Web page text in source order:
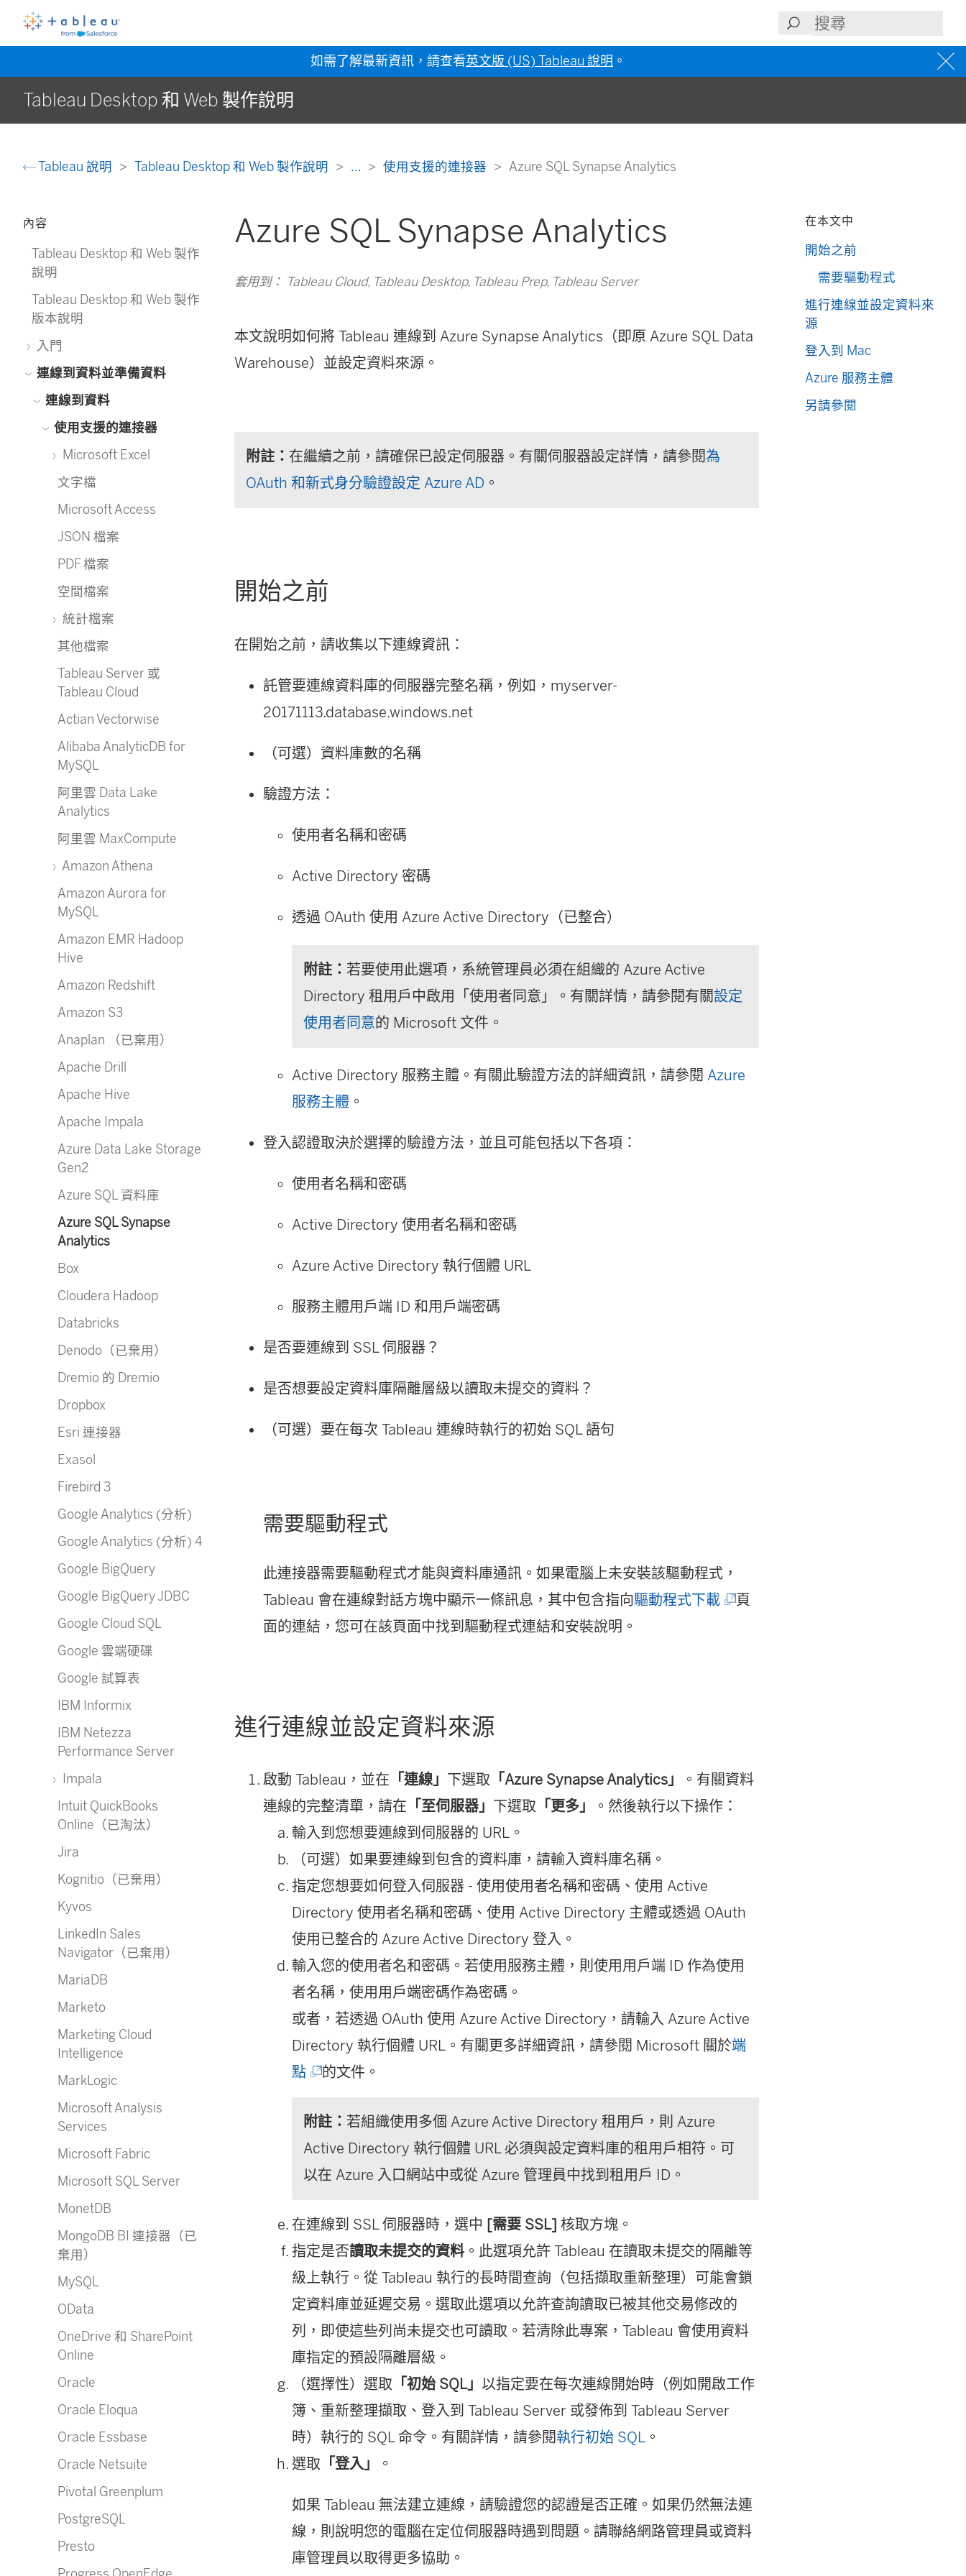
如需了解最新資訊，請查看英文版 (US) Tableau 說明 。
Tableau Desktop 和 Web 製作說明
Tableau 說明 Tableau Desktop 和 Web 製作說明 ... 使用支援的連接器 Azure SQL Synapse Analytics
內容
Tableau Desktop 和 Web 製作
說明
Tableau Desktop 和 Web 製作
版本說明
入門
連線到資料並準備資料
連線到資料
使用支援的連接器
Microsoft Excel
文字檔
Microsoft Access
JSON 檔案
PDF 檔案
空間檔案
統計檔案
其他檔案
Tableau Server 或
Tableau Cloud
Actian Vectorwise
Alibaba AnalyticDB for
MySQL
阿里雲 Data Lake
Analytics
阿里雲 MaxCompute
Amazon Athena
Amazon Aurora for
MySQL
Amazon EMR Hadoop
Hive
Amazon Redshift
Amazon S3
Anaplan （已棄用）
Apache Drill
Apache Hive
Apache Impala
Azure Data Lake Storage
Gen2
Azure SQL 資料庫
Azure SQL Synapse
Analytics
Box
Cloudera Hadoop
Databricks
Denodo（已棄用）
Dremio 的 Dremio
Dropbox
Esri 連接器
Exasol
Firebird 3
Google Analytics (分析)
Google Analytics (分析) 4
Google BigQuery
Google BigQuery JDBC
Google Cloud SQL
Google 雲端硬碟
Google 試算表
IBM Informix
IBM Netezza
Performance Server
Impala
Intuit QuickBooks
Online（已淘汰）
Jira
Kognitio（已棄用）
Kyvos
LinkedIn Sales
Navigator（已棄用）
MariaDB
Marketo
Marketing Cloud
Intelligence
MarkLogic
Microsoft Analysis
Services
Microsoft Fabric
Microsoft SQL Server
MonetDB
MongoDB BI 連接器（已
棄用）
MySQL
OData
OneDrive 和 SharePoint
Online
Oracle
Oracle Eloqua
Oracle Essbase
Oracle Netsuite
Pivotal Greenplum
PostgreSQL
Presto
Azure SQL Synapse Analytics
套用到： Tableau Cloud, Tableau Desktop, Tableau Prep, Tableau Server
本文說明如何將 Tableau 連線到 Azure Synapse Analytics（即原 Azure SQL Data
Warehouse）並設定資料來源。
附註： 在繼續之前，請確保已設定伺服器。有關伺服器設定詳情，請參閱為
OAuth 和新式身分驗證設定 Azure AD 。
開始之前
在開始之前，請收集以下連線資訊：
託管要連線資料庫的伺服器完整名稱，例如，myserver-
20171113.database.windows.net
（可選）資料庫數的名稱
驗證方法：
使用者名稱和密碼
Active Directory 密碼
透過 OAuth 使用 Azure Active Directory（已整合）
附註： 若要使用此選項，系統管理員必須在組織的 Azure Active
Directory 租用戶中啟用「使用者同意」。有關詳情，請參閱有關設定
使用者同意的 Microsoft 文件。
Active Directory 服務主體。有關此驗證方法的詳細資訊，請參閱 Azure
服務主體 。
登入認證取決於選擇的驗證方法，並且可能包括以下各項：
使用者名稱和密碼
Active Directory 使用者名稱和密碼
Azure Active Directory 執行個體 URL
服務主體用戶端 ID 和用戶端密碼
是否要連線到 SSL 伺服器？
是否想要設定資料庫隔離層級以讀取未提交的資料？
（可選）要在每次 Tableau 連線時執行的初始 SQL 語句
需要驅動程式
此連接器需要驅動程式才能與資料庫通訊。如果電腦上未安裝該驅動程式，
Tableau 會在連線對話方塊中顯示一條訊息，其中包含指向驅動程式下載(
開
啟
頁
面的連結，您可在該頁面中找到驅動程式連結和安裝說明。
進行連線並設定資料來源
啟動 Tableau，並在 「連線」 下選取 「Azure Synapse Analytics」
。有關資料
連線的完整清單，請在 「至伺服器」 下選取 「更多」
。然後執行以下操作：
輸入到您想要連線到伺服器的 URL。
（可選）如果要連線到包含的資料庫，請輸入資料庫名稱。
指定您想要如何登入伺服器 - 使用使用者名稱和密碼、使用 Active
Directory 使用者名稱和密碼、使用 Active Directory 主體或透過 OAuth
使用已整合的 Azure Active Directory 登入。
輸入您的使用者名和密碼。若使用服務主體，則使用用戶端 ID 作為使用
者名稱，使用用戶端密碼作為密碼。
或者，若透過 OAuth 使用 Azure Active Directory，請輸入 Azure Active
Directory 執行個體 URL。有關更多詳細資訊，請參閱 Microsoft 關於端
點(
結
在
新
窗
開
啟
)
的文件。
附註： 若組織使用多個 Azure Active Directory 租用戶，則 Azure
Active Directory 執行個體 URL 必須與設定資料庫的租用戶相符。可
以在 Azure 入口網站中或從 Azure 管理員中找到租用戶 ID。
在連線到 SSL 伺服器時，選中 [需要 SSL] 核取方塊。
指定是否讀取未提交的資料 。此選項允許 Tableau 在讀取未提交的隔離等
級上執行。從 Tableau 執行的長時間查詢（包括擷取重新整理）可能會鎖
定資料庫並延遲交易。選取此選項以允許查詢讀取已被其他交易修改的
列，即使這些列尚未提交也可讀取。若清除此專案，Tableau 會使用資料
庫指定的預設隔離層級。
（選擇性）選取 「初始 SQL」 以指定要在每次連線開始時（例如開啟工作
簿、重新整理擷取、登入到 Tableau Server 或發佈到 Tableau Server
時）執行的 SQL 命令。有關詳情，請參閱執行初始 SQL 。
選取 「登入」 。
如果 Tableau 無法建立連線，請驗證您的認證是否正確。如果仍然無法連
線，則說明您的電腦在定位伺服器時遇到問題。請聯絡網路管理員或資料
庫管理員以取得更多協助。
在本文中
開始之前
需要驅動程式
進行連線並設定資料來
源
登入到 Mac
Azure 服務主體
另請參閱